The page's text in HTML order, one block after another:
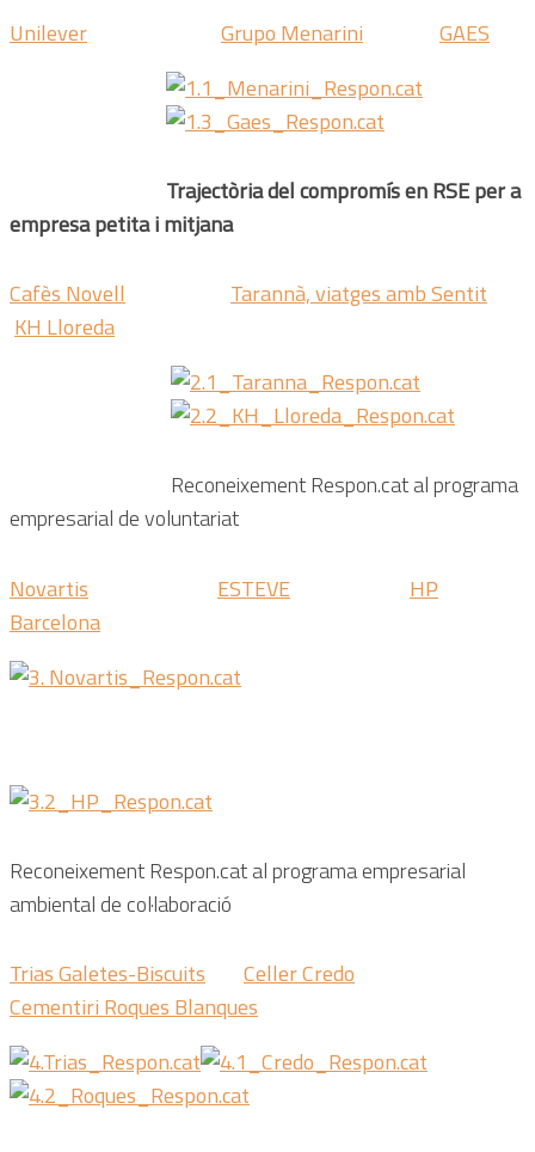
Unilever Grupo Menarini GAES
Trajectòria del compromís en RSE per a
empresa petita i mitjana
Cafès Novell
Tarannà, viatges amb Sentit
KH Lloreda
Reconeixement Respon.cat alprograma
empresarial de voluntariat
Novartis ESTEVE
HP
Barcelona
Reconeixement Respon.cat alprograma empresarial
ambiental de col·laboració
Trias Galetes-Biscuits
Celler Credo
Cementiri Roques Blanques